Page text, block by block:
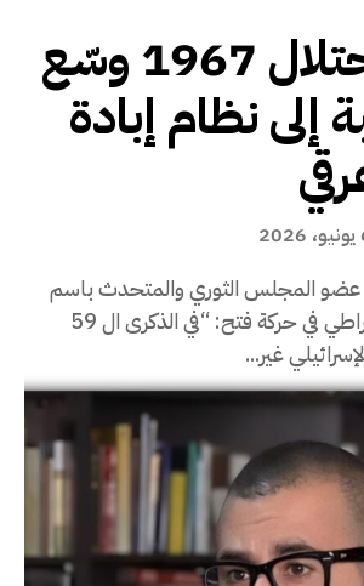
دلياني: احتلال 1967 وسّع
إلى نظام إبادة
عضو المجلس الثوري والمتحدث باسم
تيار الإصلاح الديمقراطي في حركة فتح: “في الذكرى ال 59
غير...